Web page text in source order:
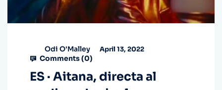
Odi O'Malley April 13, 2022
Comments (0)
ES · Aitana, directa al